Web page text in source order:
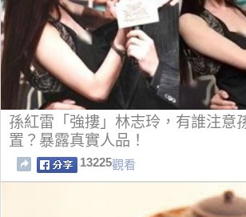
孫紅雷「強摟」林志玲，有誰注意
置？暴露真實人品！
13225觀看